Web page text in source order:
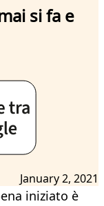
si fa e
January 2, 2021
iniziato è